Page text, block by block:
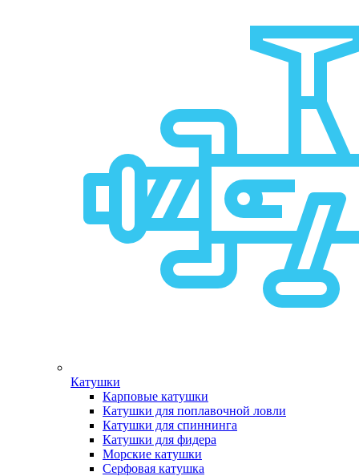
Катушки
Карповые катушки
Катушки для поплавочной ловли
Катушки для спиннинга
Катушки для фидера
Морские катушки
Серфовая катушка